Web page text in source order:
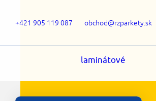
+421 905 119 087 obchod@rzparkety.sk
laminátové